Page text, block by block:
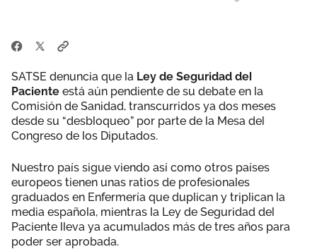
SATSE denuncia que la Ley de Seguridad del
Paciente está aún pendiente de su debate en la
Comisión de Sanidad, transcurridos ya dos meses
desde su “desbloqueo” por parte de la Mesa del
Congreso de los Diputados.
Nuestro país sigue viendo así como otros países
europeos tienen unas ratios de profesionales
graduados en Enfermería que duplican y triplican la
media española, mientras la Ley de Seguridad del
Paciente lleva ya acumulados más de tres años para
poder ser aprobada.